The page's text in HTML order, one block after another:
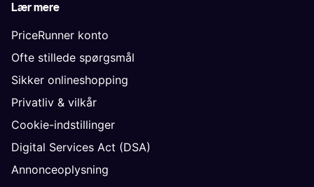
Lær mere
PriceRunner konto
Ofte stillede spørgsmål
Sikker onlineshopping
Privatliv & vilkår
Cookie-indstillinger
Digital Services Act (DSA)
Annonceoplysning